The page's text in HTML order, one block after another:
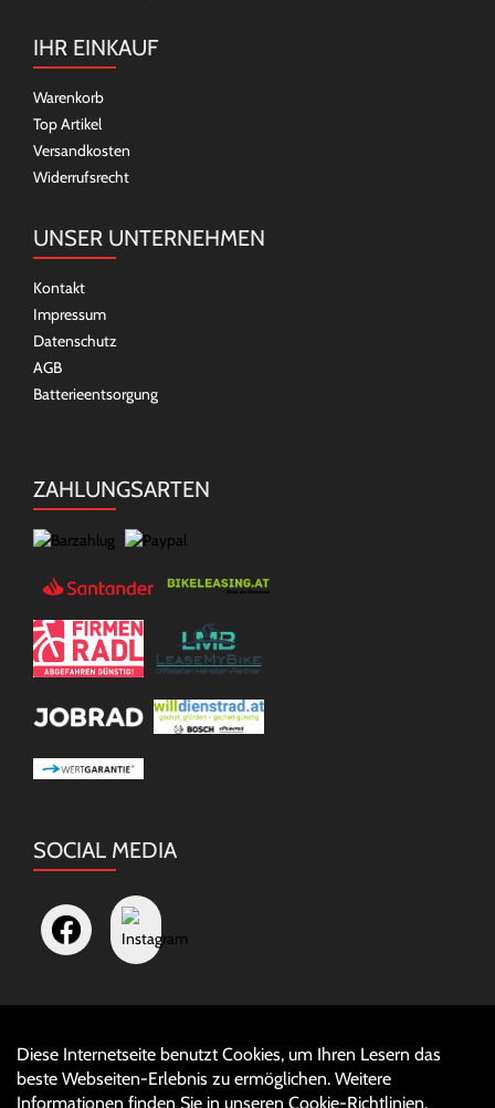
IHR EINKAUF
Warenkorb
Top Artikel
Versandkosten
Widerrufsrecht
UNSER UNTERNEHMEN
Kontakt
Impressum
Datenschutz
AGB
Batterieentsorgung
ZAHLUNGSARTEN
SOCIAL MEDIA
Diese Internetseite benutzt Cookies, um Ihren Lesern das
beste Webseiten-Erlebnis zu ermöglichen. Weitere
Informationen finden Sie in unseren Cookie-Richtlinien.
Auftrag widerrufen